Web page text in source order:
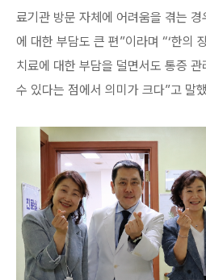
료기관 방문 자체에 어려움을 겪는
에 대한 부담도 큰 편”이라며 “‘한의
치료에 대한 부담을 덜면서도 통증
수 있다는 점에서 의미가 크다”고 말